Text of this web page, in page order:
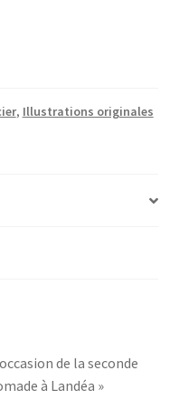
, Illustrations originales
de la seconde
à Landéa »